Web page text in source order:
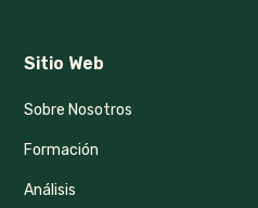
Sitio Web
Sobre Nosotros
Formación
Análisis